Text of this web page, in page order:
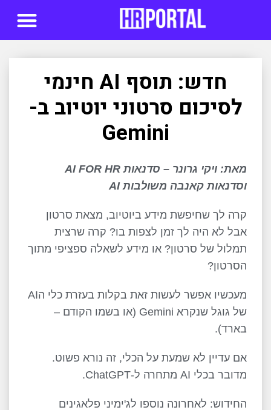
חדש: תוסף AI חינמי
לסיכום סרטוני יוטיוב ב-
Gemini
מאת: ויקי גרונר – סדנאות AI FOR HR
וסדנאות קאנבה משולבותAI
קרה לך שחיפשת מידע ביוטיוב, מצאת סרטון
אבל לא היה לך זמן לצפות בו? קרה שרצית
תמלול של סרטון? או מידע לשאלה ספציפי מתוך
הסרטון?
מעכשיו אפשר לעשות זאת בקלות בעזרת כלי הAI
של גוגל שנקרא Gemini (או בשמו הקודם –
בארד).
אם עדיין לא שמעת על הכלי, זה נורא פשוט.
מדובר בכלי AI מתחרה ל-ChatGPT.
החידוש: לאחרונה נוספו לג'ימיני פלאגינים